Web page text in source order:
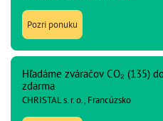
Pozri ponuku
Hľadáme zváračov CO₂ (135)
zdarma
CHRISTAL s. r. o., Francúzsko